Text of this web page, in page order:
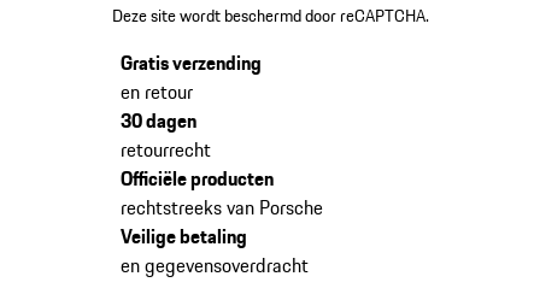
Deze site wordt beschermd door reCAPTCHA.
Gratis verzending
en retour
30 dagen
retourrecht
Officiële producten
rechtstreeks van Porsche
Veilige betaling
en gegevensoverdracht